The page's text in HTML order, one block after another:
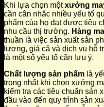
Khi lựa chọn mộtxưởng
cần cân nhắc nhiều yếu tố
phẩm của họ đạt được tiêu
nhu cầu thị trường. Hàng
thuần là việc sản xuất sản
lượng, giá cả và dịch vụ hỗ
là một số yếu tố cần lưu ý.
Chất lượng sản phẩm là
trọng nhất khi chọn xưởng
kiểm tra các tiêu chuẩn sản
đầu vào đến quy trình sản